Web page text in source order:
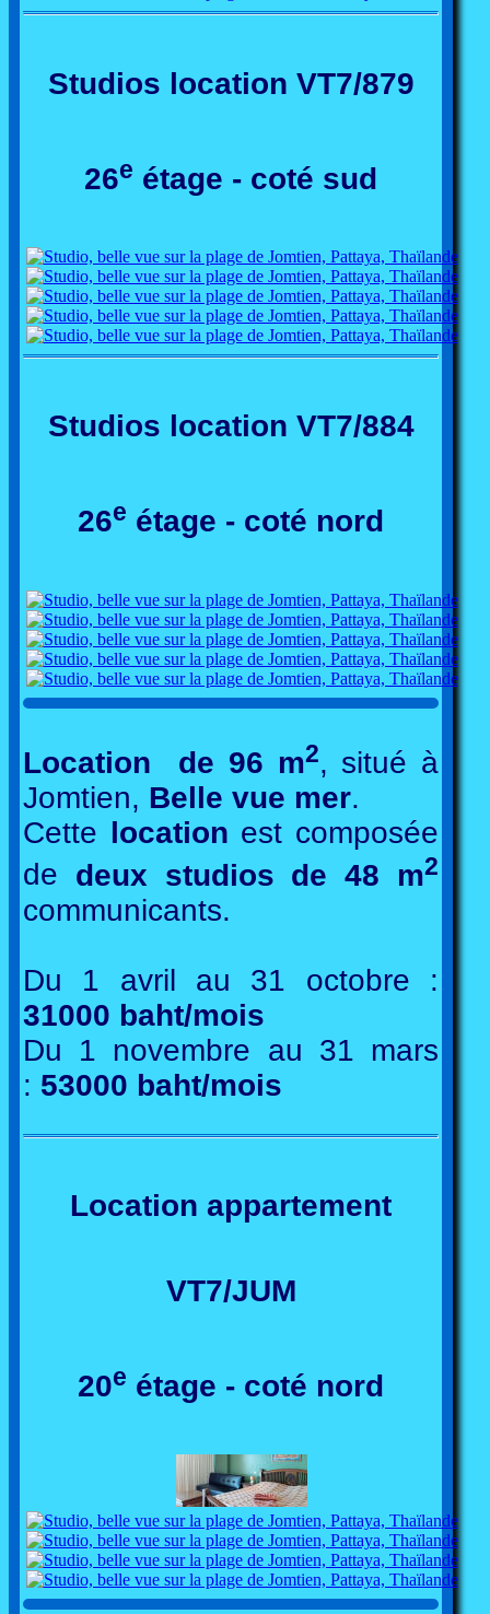
Studios location VT7/879
26e étage - coté sud
Studios location VT7/884
26e étage - coté nord
Location de 96 m2, situé à
Jomtien, Belle vue mer.
Cette location est composée
de deux studios de 48 m2
communicants.
Du 1 avril au 31 octobre :
31000 baht/mois
Du 1 novembre au 31 mars
: 53000 baht/mois
Location appartement
VT7/JUM
20e étage - coté nord